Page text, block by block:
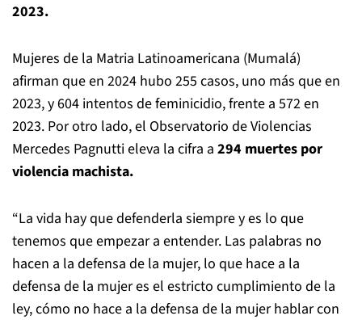
2023.
Mujeres de la Matria Latinoamericana (Mumalá)
afirman que en 2024 hubo 255 casos, uno más que en
2023, y 604 intentos de feminicidio, frente a 572 en
2023. Por otro lado, el Observatorio de Violencias
Mercedes Pagnutti eleva la cifra a 294 muertes por
violencia machista.
“La vida hay que defenderla siempre y es lo que
tenemos que empezar a entender. Las palabras no
hacen a la defensa de la mujer, lo que hace a la
defensa de la mujer es el estricto cumplimiento de la
ley, cómo no hace a la defensa de la mujer hablar con